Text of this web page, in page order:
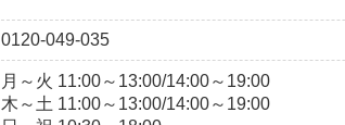
0120-049-035
月～火 11:00～13:00/14:00～19:00
木～土 11:00～13:00/14:00～19:00